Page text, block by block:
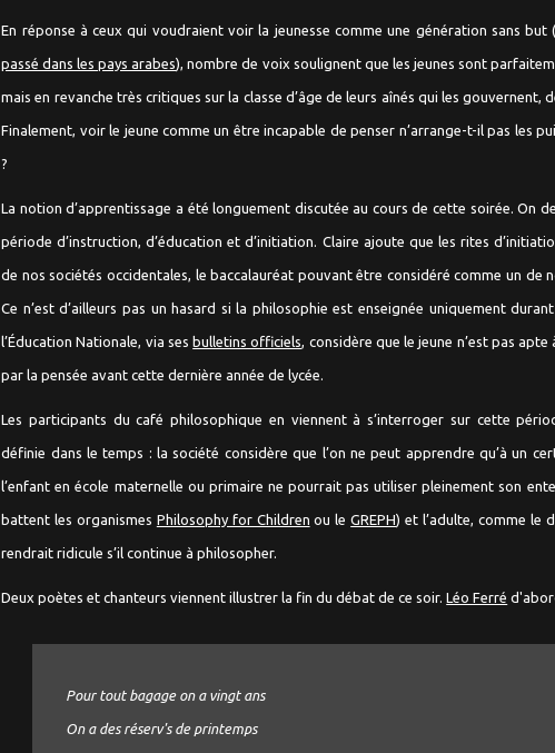
En réponse à ceux qui voudraient voir la jeunesse comme une génération sans but (
passé dans les pays arabes), nombre de voix soulignent que les jeunes sont
mais en revanche très critiques sur la classe d’âge de leurs aînés qui les gouvernent,
Finalement, voir le jeune comme un être incapable de penser n’arrange-t-il pas les
?
La notion d’apprentissage a été longuement discutée au cours de cette soirée. On
période d’instruction, d’éducation et d’initiation. Claire ajoute que les rites
de nos sociétés occidentales, le baccalauréat pouvant être considéré comme un de
Ce n’est d’ailleurs pas un hasard si la philosophie est enseignée uniquement
l’Éducation Nationale, via sesbulletins officiels , considère que le jeune n’est pas
par la pensée avant cette dernière année de lycée.
Les participants du café philosophique en viennent à s’interroger sur cette
définie dans le temps : la société considère que l’on ne peut apprendre qu’à un
l’enfant en école maternelle ou primaire ne pourrait pas utiliser pleinement son
battent les organismes Philosophy for Children ou leGREPH) et l’adulte, comme le
rendrait ridicule s’il continue à philosopher.
Deux poètes et chanteurs viennent illustrer la fin du débat de ce soir.Léo Ferré
Pour tout bagage on a vingt ans
On a des réserv's de printemps